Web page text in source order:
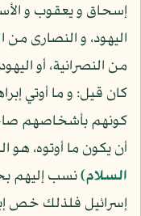
إسحاق و يعقوب و
اليهود، و النصارى
من النصرانية، أو
كان قيل: و ما أوتي
كونهم بأشخاصهم
أن يكون ما أوتوه، هو
السلام)نسب إليهم
إسرائيل فلذلك خص